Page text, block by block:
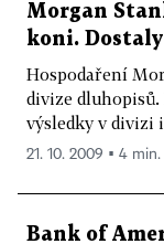
Morgan
koni.
Hospodaření
divize
výsledky v divizi
21. 10. 2009 ▪ 4
Bank of